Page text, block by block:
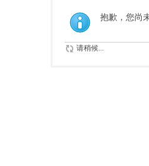
抱歉，您尚
请稍候...